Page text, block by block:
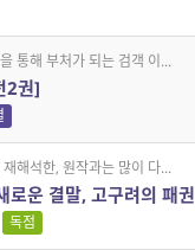
통해 부처가 되는 검객 이...
2권]
해석한, 원작과는 많이 다...
로운 결말, 고구려의 패권
독점